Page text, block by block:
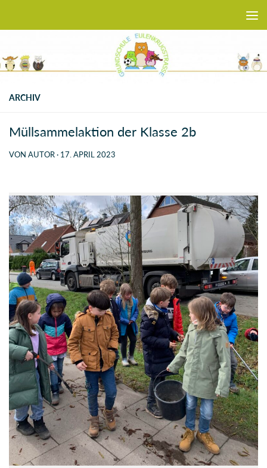
ARCHIV
Müllsammelaktion der Klasse 2b
VON AUTOR· 17. APRIL 2023